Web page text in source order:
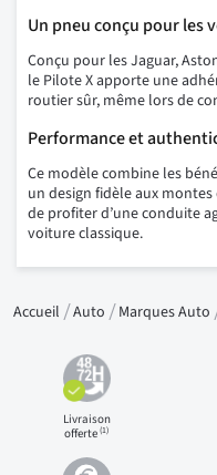
Un pneu conçu pour les
Conçu pour les Jaguar,
le Pilote X apporte une
routier sûr, même lors de
Performance et
Ce modèle combine les
un design fidèle aux
de profiter d’une conduite
voiture classique.
Accueil Auto Marques Auto
Livraison
offerte(1)